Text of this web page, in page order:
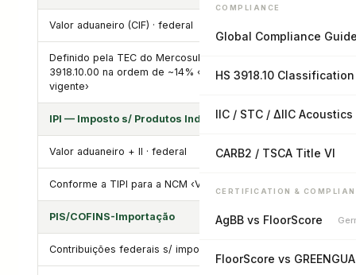
COMPLIANCE
Global Compliance
HS 3918.10 Classification
IIC / STC / ΔIIC Acoustics
CARB2 / TSCA Title VI
CERTIFICATION &
AgBB vs FloorScore
FloorScore vs
Valor aduaneiro (CIF) · federal
Definido pela TEC do Mercosul por NCM — para
3918.10.00 na ordem de ~14% ‹VERIFICAR TEC
vigente›
IPI — Imposto s/ Produtos Industrializados
Valor aduaneiro + II · federal
Conforme a TIPI para a NCM ‹VERIFICAR›
PIS/COFINS-Importação
Contribuições federais s/ importação